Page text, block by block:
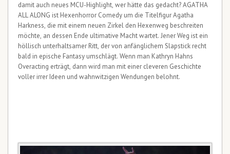
damit auch neues MCU-Highlight, wer hätte das gedacht? AGATHA
ALL ALONG ist Hexenhorror Comedy um die Titelfigur Agatha
Harkness, die mit einem neuen Zirkel den Hexenweg beschreiten
möchte, an dessen Ende ultimative Macht wartet. Jener Weg ist ein
höllisch unterhaltsamer Ritt, der von anfänglichem Slapstick recht
bald in epische Fantasy umschlägt. Wenn man Kathryn Hahns
Overacting erträgt, dann wird man mit einer cleveren Geschichte
voller irrer Ideen und wahnwitzigen Wendungen belohnt.